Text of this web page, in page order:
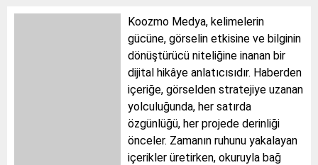
Koozmo Medya, kelimelerin
gücüne, görselin etkisine ve bilginin
dönüştürücü niteliğine inanan bir
dijital hikâye anlatıcısıdır. Haberden
içeriğe, görselden stratejiye uzanan
yolculuğunda, her satırda
özgünlüğü, her projede derinliği
önceler. Zamanın ruhunu yakalayan
içerikler üretirken, okuruyla bağ